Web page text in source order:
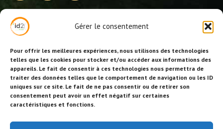
Gérer le consentement
Pour offrir les meilleures expériences, nous utilisons des technologies
telles que les cookies pour stocker et/ou accéder aux informations des
appareils. Le fait de consentir à ces technologies nous permettra de
traiter des données telles que le comportement de navigation ou les ID
uniques sur ce site. Le fait de ne pas consentir ou de retirer son
consentement peut avoir un effet négatif sur certaines
caractéristiques et fonctions.
NOS PRESTATIONS
Activités, jeux et animations BDE
Animations événementielles
Animations EVJF – EVJG
Animations hôtellerie
Animations anniversaires
Collectivités, centres de loisirs et jeunesse
Séminaires team building